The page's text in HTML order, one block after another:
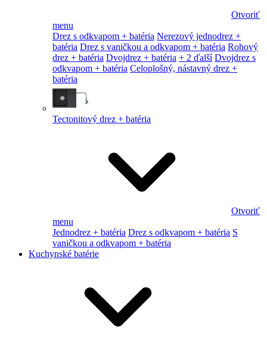
Otvoriť
menu
Drez s odkvapom + batéria Nerezový jednodrez +
batéria Drez s vaničkou a odkvapom + batéria Rohový
drez + batéria Dvojdrez + batéria + 2 ďalší Dvojdrez s
odkvapom + batéria Celoplošný, nástavný drez +
batéria
Tectonitový drez + batéria
Otvoriť
menu
Jednodrez + batéria Drez s odkvapom + batéria S
vaničkou a odkvapom + batéria
Kuchynské batérie